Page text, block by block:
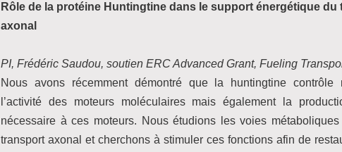
Rôle de la protéine Huntingtine dans le support énergétique du
axonal
PI, Frédéric Saudou, soutien ERC Advanced Grant, Fueling
Nous avons récemment démontré que la huntingtine contrôle
l’activité des moteurs moléculaires mais également la
nécessaire à ces moteurs. Nous étudions les voies
transport axonal et cherchons à stimuler ces fonctions afin de